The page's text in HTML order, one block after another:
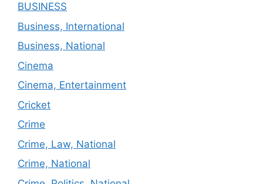
BUSINESS
Business, International
Business, National
Cinema
Cinema, Entertainment
Cricket
Crime
Crime, Law, National
Crime, National